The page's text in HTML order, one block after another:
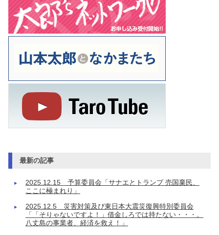
最新の記事
2025.12.15 予算委員会「サナエとトランプ 売国棄民、
ここに極まれり」
2025.12.5 災害対策及び東日本大震災復興特別委員会
「「そりゃないですよ！」借金しろでは持たない・・・。
八丈島の事業者、経済を救え！」